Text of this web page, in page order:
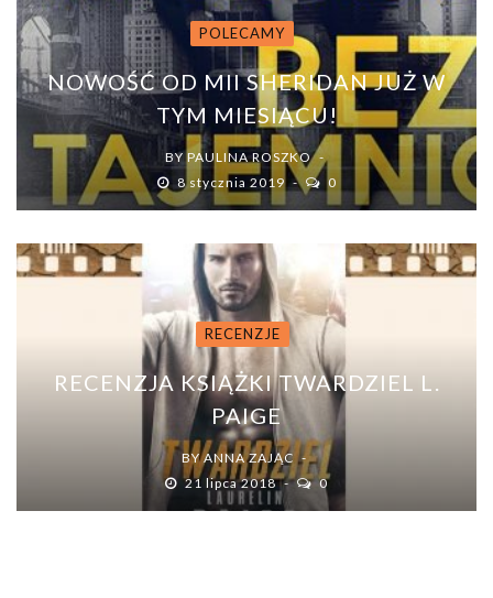
POLECAMY
NOWOŚĆ OD MII SHERIDAN JUŻ W
TYM MIESIĄCU!
BY PAULINA ROSZKO
8 stycznia 2019
0
RECENZJE
RECENZJA KSIĄŻKI TWARDZIEL L.
PAIGE
BYANNA ZAJĄC
21 lipca 2018
0